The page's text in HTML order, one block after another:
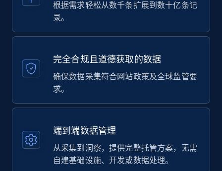
根据需求轻松从数千条扩展到数十亿条记
录。
完全合规且道德获取的数据
确保数据采集符合网站政策及全球监管要
求。
端到端数据管理
从采集到洞察，提供完整托管方案，无需
自建基础设施、开发或数据处理。